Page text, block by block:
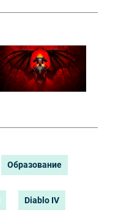
Образование
Diablo IV